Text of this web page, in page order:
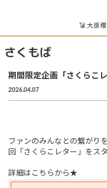
さくもば
期間限定企画「さくらこ
2026.04.07
ファンのみんなとの繋がり
回「さくらこレター」をス
詳細はこちらから★